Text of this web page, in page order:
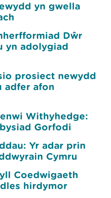
yn gwella
Dŵr
yn adolygiad
prosiect newydd
adfer afon
Withyhedge:
Gorfodi
Yr adar prin
Cymru
Coedwigaeth
hirdymor